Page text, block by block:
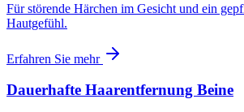
Für störende Härchen im Gesicht und ein
Hautgefühl.
Erfahren Sie mehr
Dauerhafte Haarentfernung Beine